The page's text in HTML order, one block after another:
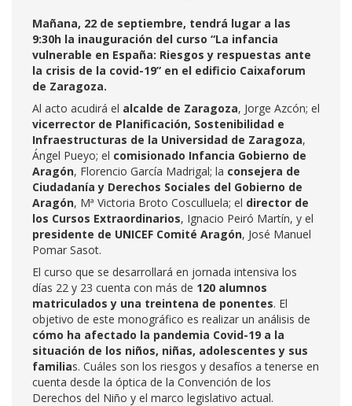
Mañana, 22 de septiembre, tendrá lugar a las
9:30h la inauguración del curso “La infancia
vulnerable en España: Riesgos y respuestas ante
la crisis de la covid-19” en el edificio Caixaforum
de Zaragoza.
Al acto acudirá el alcalde de Zaragoza, Jorge Azcón; el
vicerrector de Planificación, Sostenibilidad e
Infraestructuras de la Universidad de Zaragoza,
Ángel Pueyo; el comisionado Infancia Gobierno de
Aragón, Florencio García Madrigal; la consejera de
Ciudadanía y Derechos Sociales del Gobierno de
Aragón, Mª Victoria Broto Cosculluela; el director de
los Cursos Extraordinarios, Ignacio Peiró Martín, y el
presidente de UNICEF Comité Aragón, José Manuel
Pomar Sasot.
El curso que se desarrollará en jornada intensiva los
días 22 y 23 cuenta con más de 120 alumnos
matriculados y una treintena de ponentes. El
objetivo de este monográfico es realizar un análisis de
cómo ha afectado la pandemia Covid-19 a la
situación de los niños, niñas, adolescentes y sus
familias. Cuáles son los riesgos y desafíos a tenerse en
cuenta desde la óptica de la Convención de los
Derechos del Niño y el marco legislativo actual.